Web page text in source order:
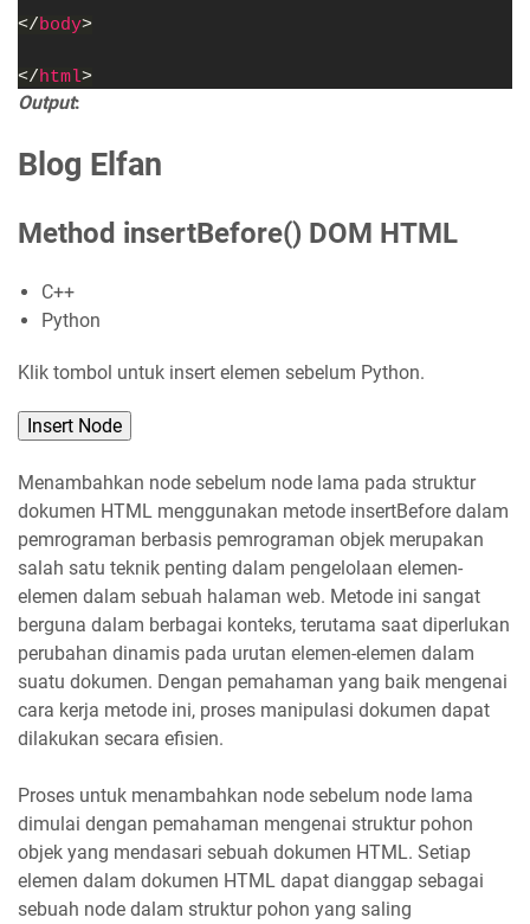
</body>
</html>
Output:
Blog Elfan
Method insertBefore() DOM HTML
C++
Python
Klik tombol untuk insert elemen sebelum Python.
Insert Node
Menambahkan node sebelum node lama pada struktur
dokumen HTML menggunakan metode insertBefore dalam
pemrograman berbasis pemrograman objek merupakan
salah satu teknik penting dalam pengelolaan elemen-
elemen dalam sebuah halaman web. Metode ini sangat
berguna dalam berbagai konteks, terutama saat diperlukan
perubahan dinamis pada urutan elemen-elemen dalam
suatu dokumen. Dengan pemahaman yang baik mengenai
cara kerja metode ini, proses manipulasi dokumen dapat
dilakukan secara efisien.
Proses untuk menambahkan node sebelum node lama
dimulai dengan pemahaman mengenai struktur pohon
objek yang mendasari sebuah dokumen HTML. Setiap
elemen dalam dokumen HTML dapat dianggap sebagai
sebuah node dalam struktur pohon yang saling